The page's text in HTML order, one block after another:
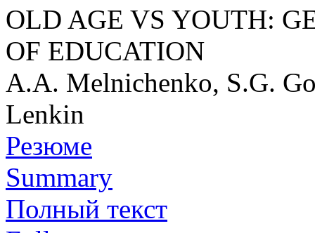
OLD AGE VS YOUTH:
OF EDUCATION
A.A. Melnichenko, S.G.
Lenkin
Резюме
Summary
Полный текст